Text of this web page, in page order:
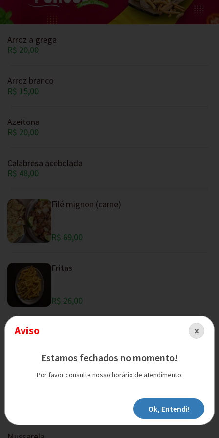
Arroz a grega
R$ 20,00
Arroz branco
R$ 15,00
Azeitona
R$ 20,00
Calabresa acebolada
R$ 48,00
Filé mignon (carne)
R$ 69,00
Fritas
R$ 26,00
R$ 20,00
Aviso ×
Estamos fechados no momento!
Por favor consulte nosso horário de atendimento.
Ok, Entendi!